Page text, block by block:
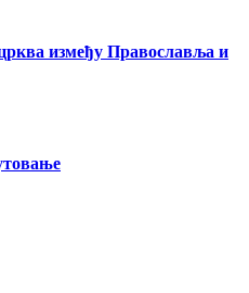
између Православља и